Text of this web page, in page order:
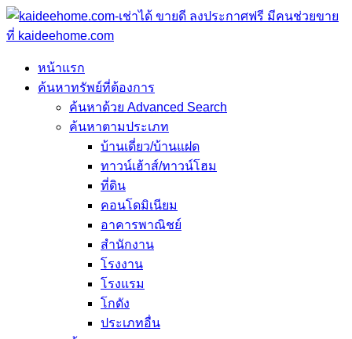
หน้าแรก
ค้นหาทรัพย์ที่ต้องการ
ค้นหาด้วย Advanced Search
ค้นหาตามประเภท
บ้านเดี่ยว/บ้านแฝด
ทาวน์เฮ้าส์/ทาวน์โฮม
ที่ดิน
คอนโดมิเนียม
อาคารพาณิชย์
สำนักงาน
โรงงาน
โรงแรม
โกดัง
ประเภทอื่น